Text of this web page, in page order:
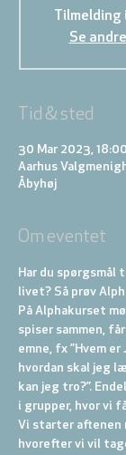
Se
Tid & sted
30 Mar 2023,
Aarhus
Åbyhøj
Om eventet
Har du spørgsmål
livet? Så prøv
På Alphakurset
spiser sammen,
emne, fx ”Hvem er
hvordan skal jeg
kan jeg tro?”.
i grupper, hvor vi
Vi starter aftenen
hvorefter vi vil